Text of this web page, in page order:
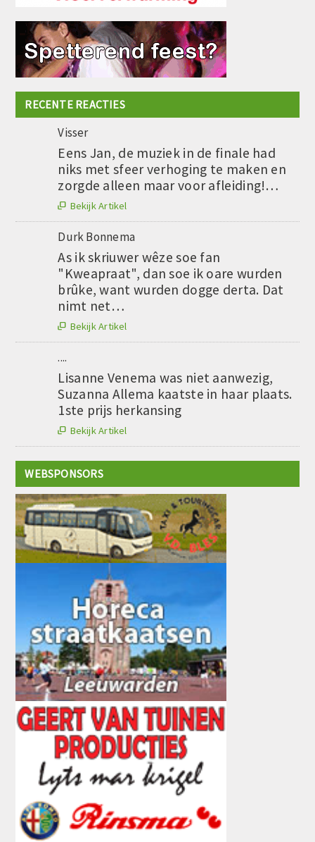
RECENTE REACTIES
Visser
Eens Jan, de muziek in de finale had
niks met sfeer verhoging te maken en
zorgde alleen maar voor afleiding!…
 Bekijk Artikel
Durk Bonnema
As ik skriuwer wêze soe fan
"Kweapraat", dan soe ik oare wurden
brûke, want wurden dogge derta. Dat
nimt net…
 Bekijk Artikel
....
Lisanne Venema was niet aanwezig,
Suzanna Allema kaatste in haar plaats.
1ste prijs herkansing
 Bekijk Artikel
WEBSPONSORS